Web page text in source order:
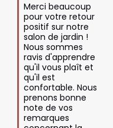
Merci beaucoup
pour votre retour
positif sur notre
salon de jardin !
Nous sommes
ravis d'apprendre
qu'il vous plaît et
qu'il est
confortable. Nous
prenons bonne
note de vos
remarques